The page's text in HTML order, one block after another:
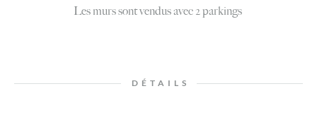
Les murs sont vendus avec 2 parkings
DÉTAILS